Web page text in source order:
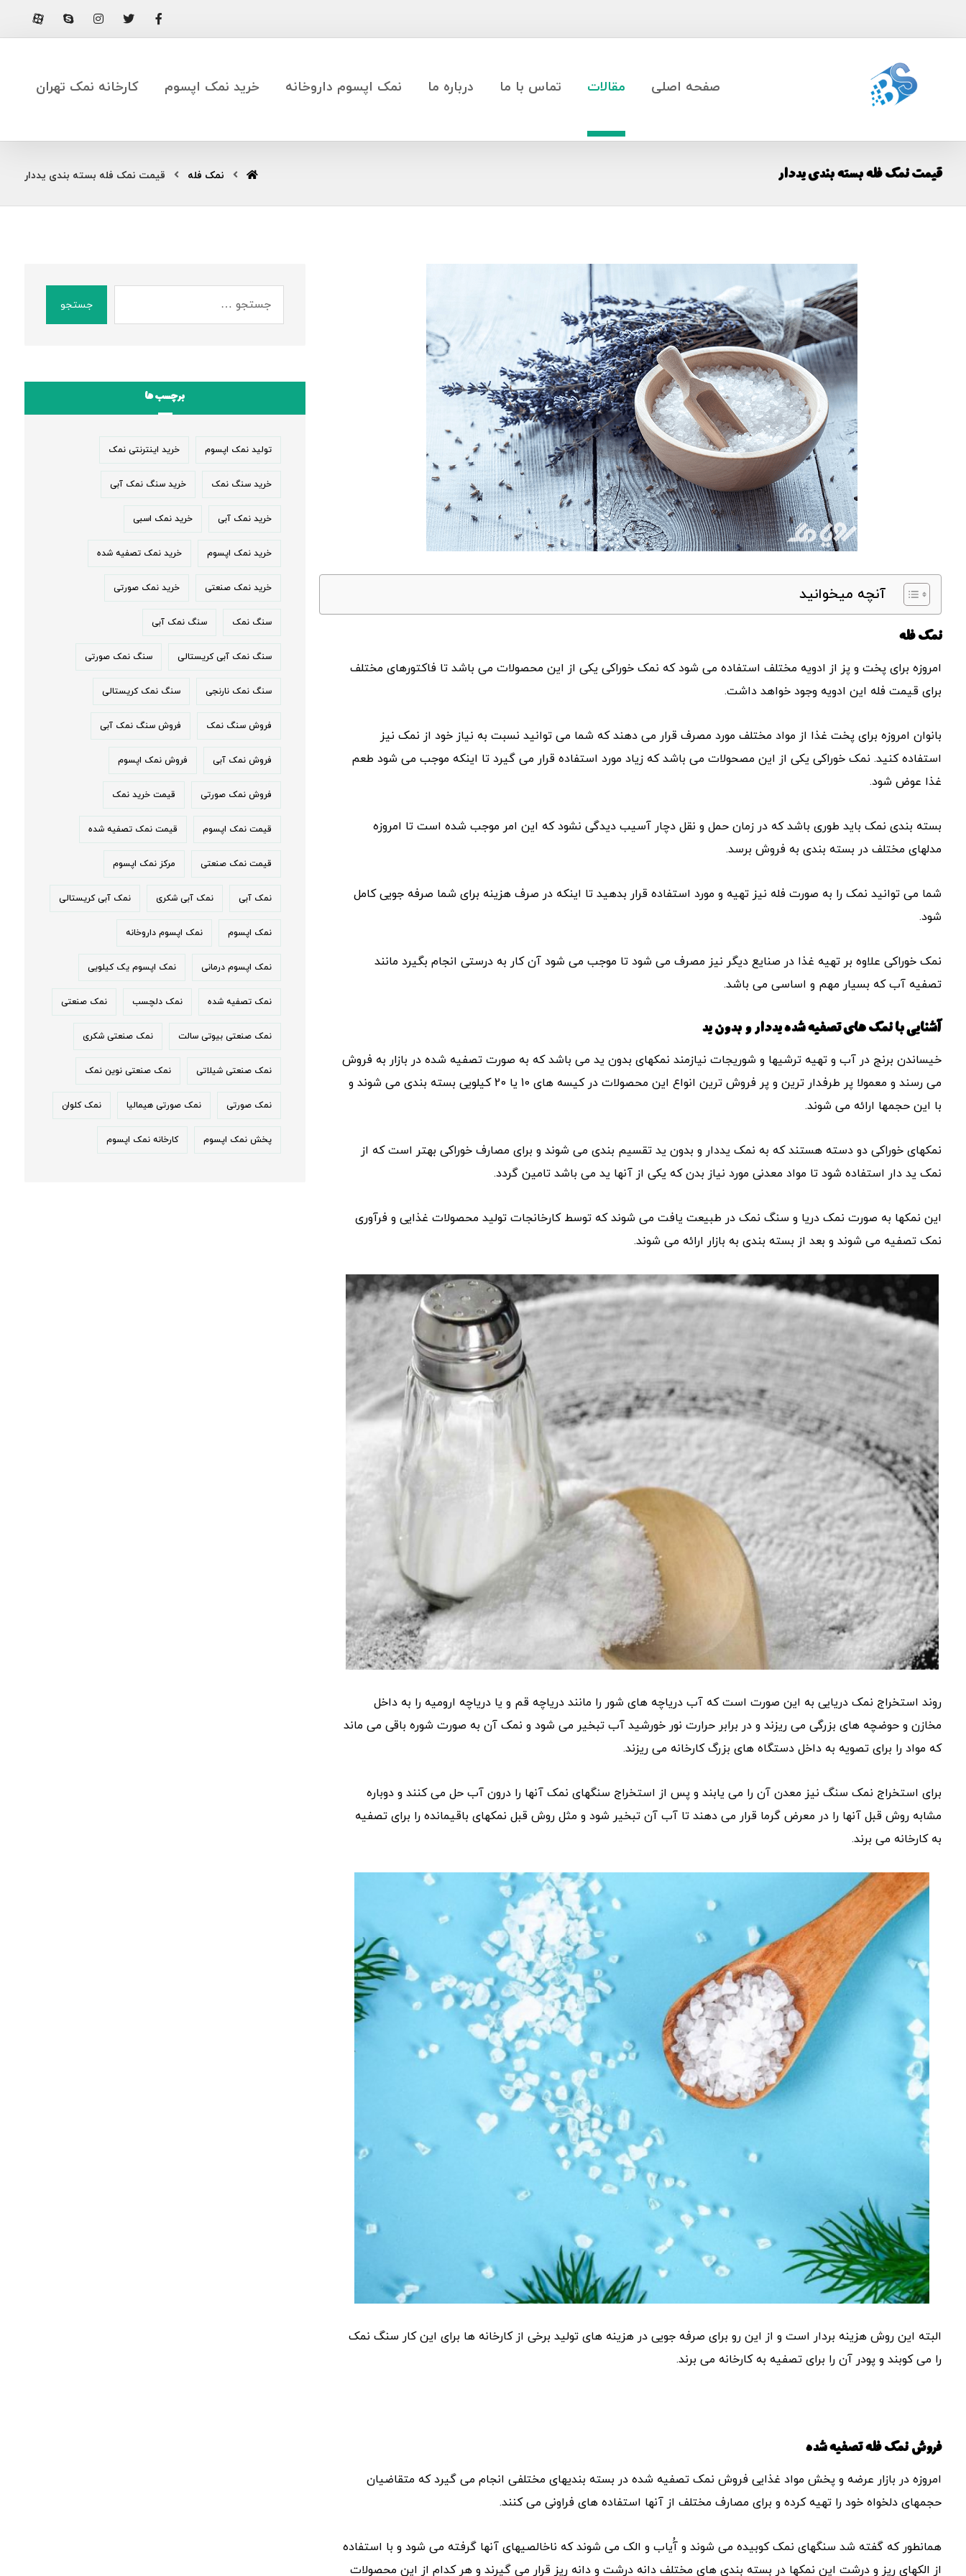
صفحه اصلی مقالات تماس با ما درباره ما نمک اپسوم داروخانه خرید نمک اپسوم کارخانه نمک تهران
قیمت نمک فله بسته بندی یددار نمک فله قیمت نمک فله بسته بندی یددار
آنچه میخوانید
نمک فله
امروزه برای پخت و پز از ادویه مختلف استفاده می شود که نمک خوراکی یکی از این محصولات می باشد تا فاکتورهای مختلف
برای قیمت فله این ادویه وجود خواهد داشت.
بانوان امروزه برای پخت غذا از مواد مختلف مورد مصرف قرار می دهند که شما می توانید نسبت به نیاز خود از نمک نیز
استفاده کنید. نمک خوراکی یکی از این مصحولات می باشد که زیاد مورد استفاده قرار می گیرد تا اینکه موجب می شود طعم
غذا عوض شود.
بسته بندی نمک باید طوری باشد که در زمان حمل و نقل دچار آسیب دیدگی نشود که این امر موجب شده است تا امروزه
مدلهای مختلف در بسته بندی به فروش برسد.
شما می توانید نمک را به صورت فله نیز تهیه و مورد استفاده قرار بدهید تا اینکه در صرف هزینه برای شما صرفه جویی کامل
شود.
نمک خوراکی علاوه بر تهیه غذا در صنایع دیگر نیز مصرف می شود تا موجب می شود آن کار به درستی انجام بگیرد مانند
تصفیه آب که بسیار مهم و اساسی می باشد.
آشنایی با نمک های تصفیه شده یددار و بدون ید
خیساندن برنج در آب و تهیه ترشیها و شوریجات نیازمند نمکهای بدون ید می باشد که به صورت تصفیه شده در بازار به فروش
می رسند و معمولا پر طرفدار ترین و پر فروش ترین انواع این محصولات در کیسه های 10 یا 20 کیلویی بسته بندی می شوند و
با این حجمها ارائه می شوند.
نمکهای خوراکی دو دسته هستند که به نمک یددار و بدون ید تقسیم بندی می شوند و برای مصارف خوراکی بهتر است که از
نمک ید دار استفاده شود تا مواد معدنی مورد نیاز بدن که یکی از آنها ید می باشد تامین گردد.
این نمکها به صورت نمک دریا و سنگ نمک در طبیعت یافت می شوند که توسط کارخانجات تولید محصولات غذایی و فرآوری
نمک تصفیه می شوند و بعد از بسته بندی به بازار ارائه می شوند.
روند استخراج نمک دریایی به این صورت است که آب دریاچه های شور را مانند دریاچه قم و یا دریاچه ارومیه را به داخل
مخازن و حوضچه های بزرگی می ریزند و در برابر حرارت نور خورشید آب تبخیر می شود و نمک آن به صورت شوره باقی می ماند
که مواد را برای تصویه به داخل دستگاه های بزرگ کارخانه می ریزند.
برای استخراج نمک سنگ نیز معدن آن را می یابند و پس از استخراج سنگهای نمک آنها را درون آب حل می کنند و دوباره
مشابه روش قبل آنها را در معرض گرما قرار می دهند تا آب آن تبخیر شود و مثل روش قبل نمکهای باقیمانده را برای تصفیه
به کارخانه می برند.
البته این روش هزینه بردار است و از این رو برای صرفه جویی در هزینه های تولید برخی از کارخانه ها برای این کار سنگ نمک
را می کوبند و پودر آن را برای تصفیه به کارخانه می برند.
فروش نمک فله تصفیه شده
امروزه در بازار عرضه و پخش مواد غذایی فروش نمک تصفیه شده در بسته بندیهای مختلفی انجام می گیرد که متقاضیان
حجمهای دلخواه خود را تهیه کرده و برای مصارف مختلف از آنها استفاده های فراونی می کنند.
همانطور که گفته شد سنگهای نمک کوبیده می شوند و آُیاب و الک می شوند که ناخالصیهای آنها گرفته می شود و با استفاده
از الکهای ریز و درشت این نمکها در بسته بندی های مختلف دانه درشت و دانه ریز قرار می گیرند و هر کدام از این محصولات
جستجو
برچسب ها
تولید نمک اپسوم خرید اینترنتی نمک
خرید سنگ نمک خرید سنگ نمک آبی
خرید نمک آبی خرید نمک اسبی
خرید نمک اپسوم خرید نمک تصفیه شده
خرید نمک صنعتی خرید نمک صورتی
سنگ نمک سنگ نمک آبی
سنگ نمک آبی کریستالی سنگ نمک صورتی
سنگ نمک نارنجی سنگ نمک کریستالی
فروش سنگ نمک فروش سنگ نمک آبی
فروش نمک آبی فروش نمک اپسوم
فروش نمک صورتی قیمت خرید نمک
قیمت نمک اپسوم قیمت نمک تصفیه شده
قیمت نمک صنعتی مرکز نمک اپسوم
نمک آبی نمک آبی شکری نمک آبی کریستالی
نمک اپسوم نمک اپسوم داروخانه
نمک اپسوم درمانی نمک اپسوم یک کیلویی
نمک تصفیه شده نمک دلچسب نمک صنعتی
نمک صنعتی بیوتی سالت نمک صنعتی شکری
نمک صنعتی شیلاتی نمک صنعتی نوین نمک
نمک صورتی نمک صورتی هیمالیا نمک کلوان
پخش نمک اپسوم کارخانه نمک اپسوم